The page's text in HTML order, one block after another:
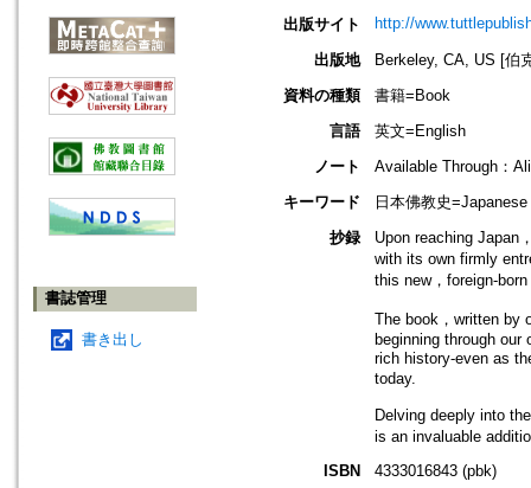
書誌管理
書き出し
出版サイト http://
出版地
Berkeley, CA, US [伯
資料の種類
書籍=Book
言語
英文=English
ノート
Available Through：
キーワード
日本佛教史
抄録
Upon reaching Japan
with its own firmly
this new，foreign-
The book，written by
beginning through
rich history-even as
today.
Delving deeply into
is an invaluable
ISBN
4333016843 (pbk)